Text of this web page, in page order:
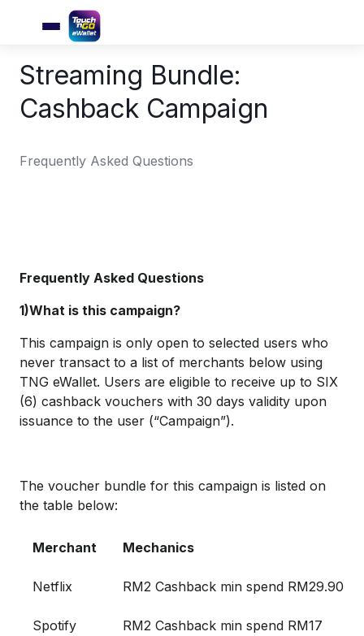
Streaming Bundle:
Cashback Campaign
Frequently Asked Questions
Frequently Asked Questions
1)What is this campaign?
This campaign is only open to selected users who
never transact to a list of merchants below using
TNG eWallet. Users are eligible to receive up to SIX
(6) cashback vouchers with 30 days validity upon
issuance to the user (“Campaign”).
The voucher bundle for this campaign is listed on
the table below:
Merchant Mechanics
Netflix RM2 Cashback min spend RM29.90
Spotify RM2 Cashback min spend RM17